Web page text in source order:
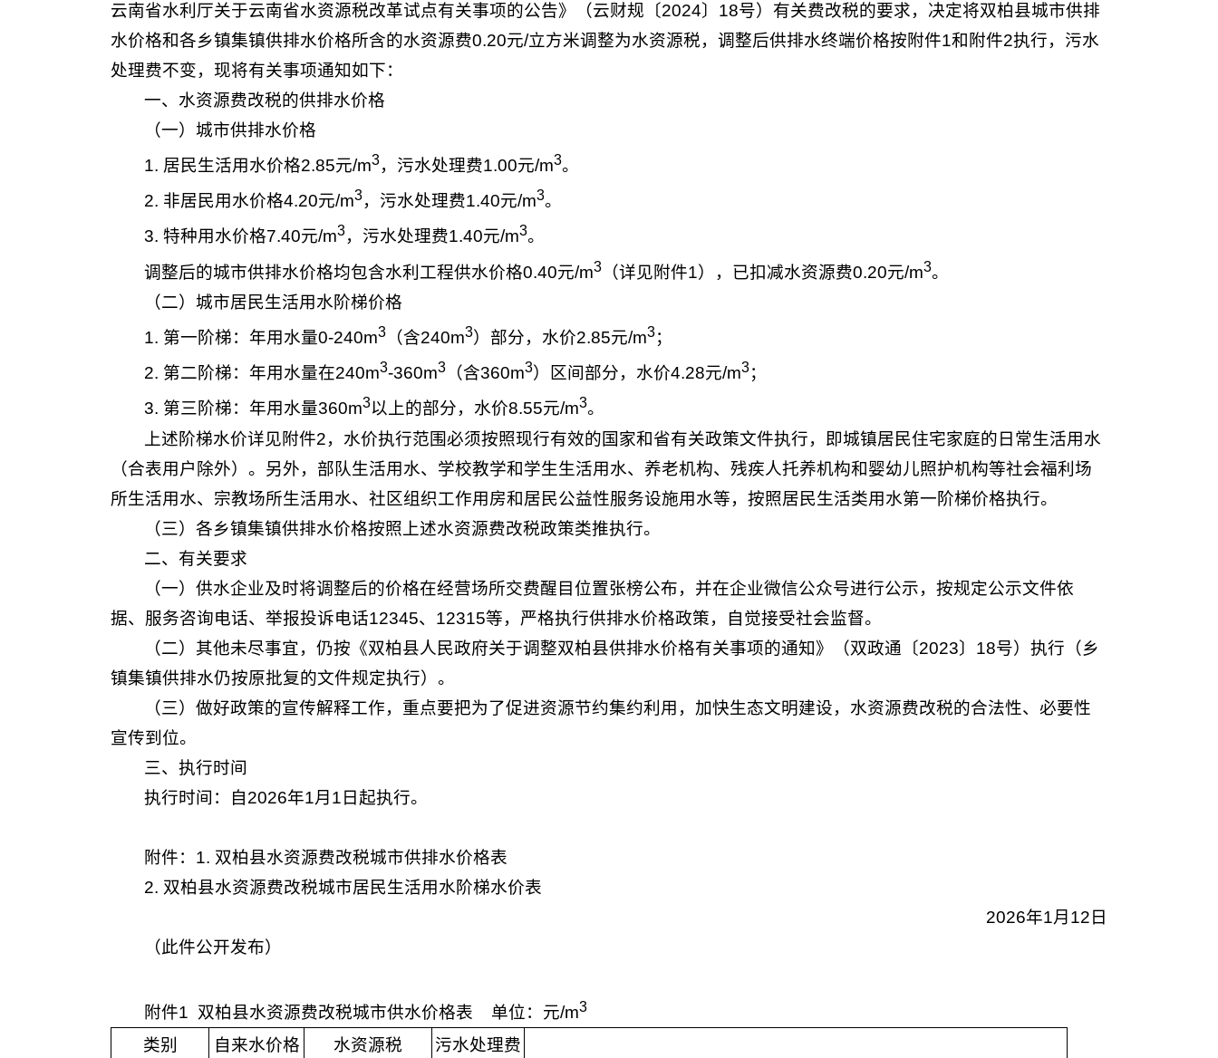
云南省水利厅关于云南省水资源税改革试点有关事项的公告》（云财规〔2024〕18号）有关费改税的要求，决定将双柏县城市供排
水价格和各乡镇集镇供排水价格所含的水资源费0.20元/立方米调整为水资源税，调整后供排水终端价格按附件1和附件2执行，污水
处理费不变，现将有关事项通知如下：
一、水资源费改税的供排水价格
（一）城市供排水价格
1. 居民生活用水价格2.85元/m3，污水处理费1.00元/m3。
2. 非居民用水价格4.20元/m3，污水处理费1.40元/m3。
3. 特种用水价格7.40元/m3，污水处理费1.40元/m3。
调整后的城市供排水价格均包含水利工程供水价格0.40元/m3 （详见附件1），已扣减水资源费0.20元/m3。
（二）城市居民生活用水阶梯价格
1. 第一阶梯：年用水量0-240m3 （含240m3）部分，水价2.85元/m3；
2. 第二阶梯：年用水量在240m3-360m3 （含360m3）区间部分，水价4.28元/m3；
3. 第三阶梯：年用水量360m3以上的部分，水价8.55元/m3。
上述阶梯水价详见附件2，水价执行范围必须按照现行有效的国家和省有关政策文件执行，即城镇居民住宅家庭的日常生活用水
（合表用户除外）。另外，部队生活用水、学校教学和学生生活用水、养老机构、残疾人托养机构和婴幼儿照护机构等社会福利场
所生活用水、宗教场所生活用水、社区组织工作用房和居民公益性服务设施用水等，按照居民生活类用水第一阶梯价格执行。
（三）各乡镇集镇供排水价格按照上述水资源费改税政策类推执行。
二、有关要求
（一）供水企业及时将调整后的价格在经营场所交费醒目位置张榜公布，并在企业微信公众号进行公示，按规定公示文件依
据、服务咨询电话、举报投诉电话12345、12315等，严格执行供排水价格政策，自觉接受社会监督。
（二）其他未尽事宜，仍按《双柏县人民政府关于调整双柏县供排水价格有关事项的通知》（双政通〔2023〕18号）执行（乡
镇集镇供排水仍按原批复的文件规定执行）。
（三）做好政策的宣传解释工作，重点要把为了促进资源节约集约利用，加快生态文明建设，水资源费改税的合法性、必要性
宣传到位。
三、执行时间
执行时间：自2026年1月1日起执行。
附件：1. 双柏县水资源费改税城市供排水价格表
2. 双柏县水资源费改税城市居民生活用水阶梯水价表
2026年1月12日
（此件公开发布）
附件1 双柏县水资源费改税城市供水价格表 单位：元/m3
类别 自来水价格 水资源税 污水处理费